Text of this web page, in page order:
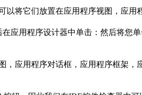
以将它们放置在应用程序视图，应
应用程序设计器中单击：然后将
，应用程序对话框，应用程序框架